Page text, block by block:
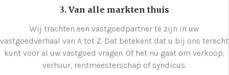
3. Van alle markten thuis
Wij trachten een vastgoedpartner te zijn in uw
vastgoedverhaal van A tot Z. Dat betekent dat u bij ons terecht
kunt voor al uw vastgoed vragen. Of het nu gaat om verkoop,
verhuur, rentmeesterschap of syndicus.